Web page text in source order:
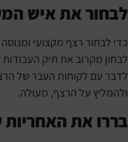
את איש המקצוע
רצף מקצועי ומנוסה בכל
את תיק העבודות של
העבר של הרצף. אם
על הרצף, מעולה.
האחריות על